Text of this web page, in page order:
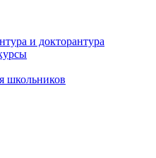
и докторантура
школьников